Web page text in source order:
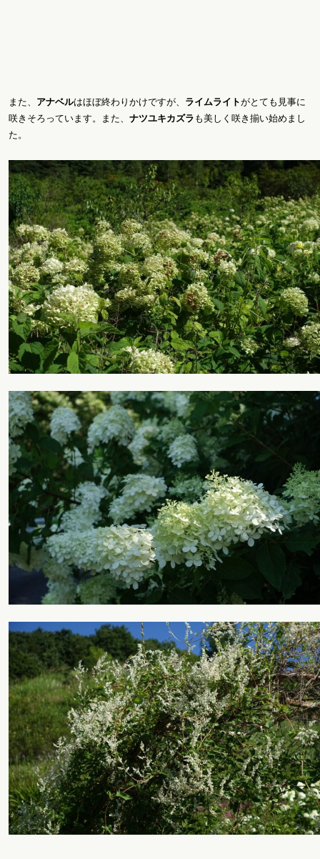
また、 アナベルはほぼ終わりかけですが、 ライムライトがとても見事に
咲きそろっています。また、 ナツユキカズラ も美しく咲き揃い始めまし
た。